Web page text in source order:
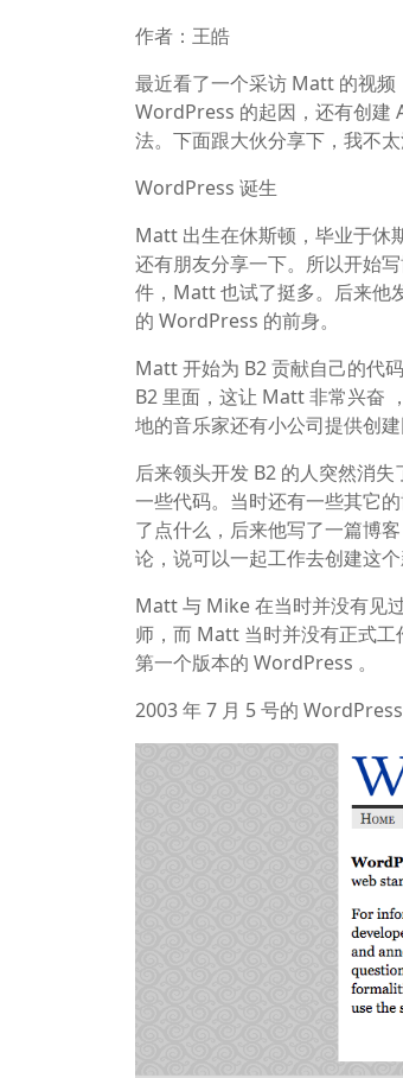
作者：王皓
最近看了一个采访 Matt 的视
WordPress 的起因，还有创建
法。下面跟大伙分享下，我不太
WordPress 诞生
Matt 出生在休斯顿，毕业于休
还有朋友分享一下。所以开始
件，Matt 也试了挺多。后来他
的 WordPress 的前身。
Matt 开始为 B2 贡献自己的代
B2 里面，这让 Matt 非常兴奋
地的音乐家还有小公司提供创建
后来领头开发 B2 的人突然消
一些代码。当时还有一些其它
了点什么，后来他写了一篇博
论，说可以一起工作去创建这
Matt 与 Mike 在当时并没有见
师，而 Matt 当时并没有正式
第一个版本的 WordPress 。
2003 年 7 月 5 号的